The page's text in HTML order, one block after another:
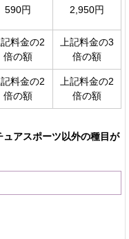
590円 2,950円
料金の2
倍の額
上記料金の3
倍の額
料金の2
倍の額
上記料金の2
倍の額
アスポーツ以外の種目が